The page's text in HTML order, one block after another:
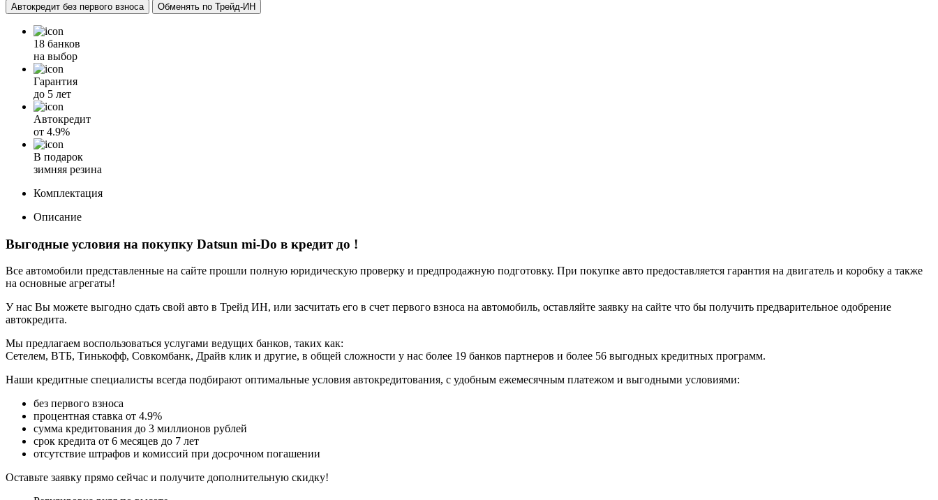
Автокредит без первого взноса Обменять по Трейд-ИН
18 банков
на выбор
Гарантия
до 5 лет
Автокредит
от 4.9%
В подарок
зимняя резина
Комплектация
Описание
Выгодные условия на покупку Datsun mi-Do в кредит до !
Все автомобили представленные на сайте прошли полную юридическую проверку и предпродажную подготовку. При покупке авто предоставляется гарантия на двигатель и коробку а также
на основные агрегаты!
У нас Вы можете выгодно сдать свой авто в Трейд ИН, или засчитать его в счет первого взноса на автомобиль, оставляйте заявку на сайте что бы получить предварительное одобрение
автокредита.
Мы предлагаем воспользоваться услугами ведущих банков, таких как:
Сетелем, ВТБ, Тинькофф, Совкомбанк, Драйв клик и другие, в общей сложности у нас более 19 банков партнеров и более 56 выгодных кредитных программ.
Наши кредитные специалисты всегда подбирают оптимальные условия автокредитования, с удобным ежемесячным платежом и выгодными условиями:
без первого взноса
процентная ставка от 4.9%
сумма кредитования до 3 миллионов рублей
срок кредита от 6 месяцев до 7 лет
отсутствие штрафов и комиссий при досрочном погашении
Оставьте заявку прямо сейчас и получите дополнительную скидку!